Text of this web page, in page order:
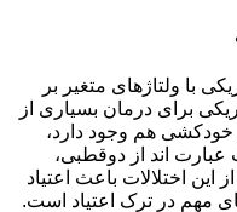
با ولتاژهای متغیر بر
برای درمان بسیاری از
خودکشی هم وجود دارد،
عبارت اند از دوقطبی،
اختلالات باعث اعتیاد
مهم در ترک اعتیاد است.